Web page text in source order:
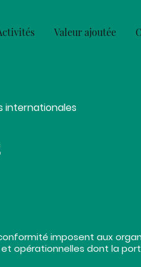
Valeur ajoutée
internationales
imposent aux
et opérationnelles dont la